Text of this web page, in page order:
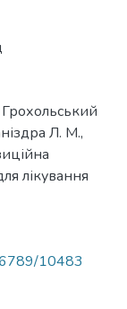
Л. М.,
лікування
10483